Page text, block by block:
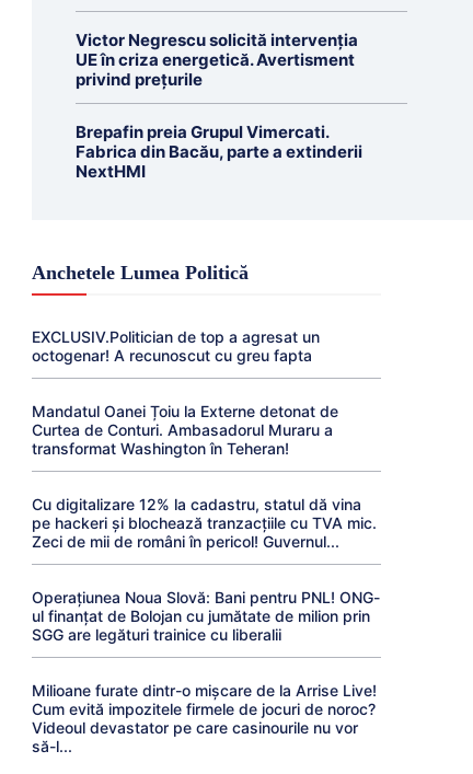
Victor Negrescu solicită intervenția
UE în criza energetică. Avertisment
privind prețurile
Brepafin preia Grupul Vimercati.
Fabrica din Bacău, parte a extinderii
NextHMI
Anchetele Lumea Politică
EXCLUSIV.Politician de top a agresat un
octogenar! A recunoscut cu greu fapta
Mandatul Oanei Țoiu la Externe detonat de
Curtea de Conturi. Ambasadorul Muraru a
transformat Washington în Teheran!
Cu digitalizare 12% la cadastru, statul dă vina
pe hackeri și blochează tranzacțiile cu TVA mic.
Zeci de mii de români în pericol! Guvernul...
Operațiunea Noua Slovă: Bani pentru PNL! ONG-
ul finanțat de Bolojan cu jumătate de milion prin
SGG are legături trainice cu liberalii
Milioane furate dintr-o mișcare de la Arrise Live!
Cum evită impozitele firmele de jocuri de noroc?
Videoul devastator pe care casinourile nu vor
să-l...